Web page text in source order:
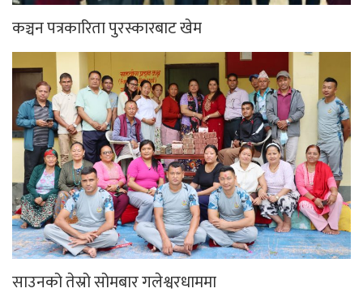
कञ्चन पत्रकारिता पुरस्कारबाट खेम
साउनको तेस्रो सोमबार गलेश्वरधाममा